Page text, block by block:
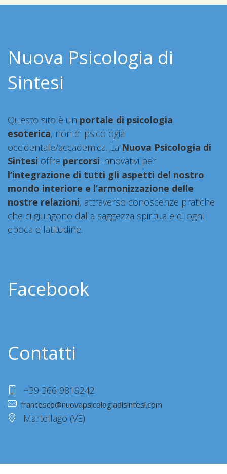
Nuova Psicologia di
Sintesi
Questo sito è un portale di psicologia
esoterica, non di psicologia
occidentale/accademica. La Nuova Psicologia di
Sintesi offre percorsi innovativi per
l’integrazione di tutti gli aspetti del nostro
mondo interiore e l’armonizzazione delle
nostre relazioni, attraverso conoscenze pratiche
che ci giungono dalla saggezza spirituale di ogni
epoca e latitudine.
Facebook
Contatti
+39 366 9819242
francesco@nuovapsicologiadisintesi.com
Martellago (VE)